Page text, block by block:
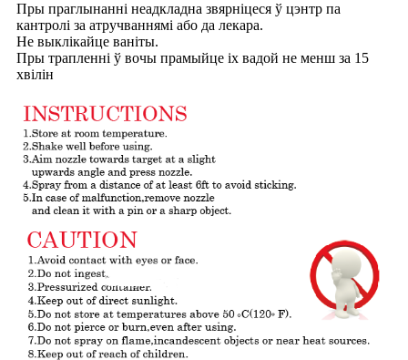
Пры праглынанні неадкладна звярніцеся ў цэнтр па
кантролі за атручваннямі або да лекара.
Не выклікайце ваніты.
Пры трапленні ў вочы прамыйце іх вадой не менш за 15
хвілін